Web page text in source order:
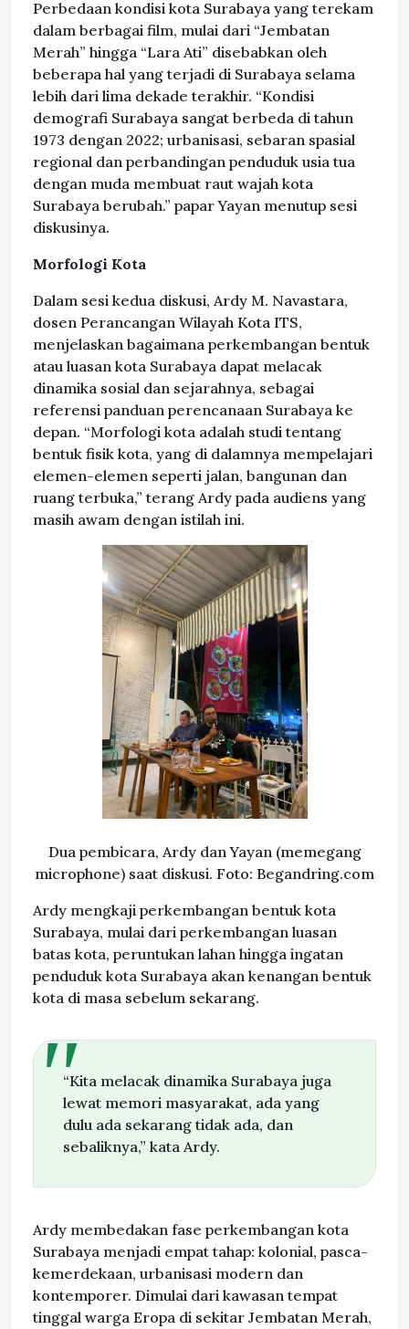
Perbedaan kondisi kota Surabaya yang terekam
dalam berbagai film, mulai dari “Jembatan
Merah” hingga “Lara Ati” disebabkan oleh
beberapa hal yang terjadi di Surabaya selama
lebih dari lima dekade terakhir. “Kondisi
demografi Surabaya sangat berbeda di tahun
1973 dengan 2022; urbanisasi, sebaran spasial
regional dan perbandingan penduduk usia tua
dengan muda membuat raut wajah kota
Surabaya berubah.” papar Yayan menutup sesi
diskusinya.
Morfologi Kota
Dalam sesi kedua diskusi, Ardy M. Navastara,
dosen Perancangan Wilayah Kota ITS,
menjelaskan bagaimana perkembangan bentuk
atau luasan kota Surabaya dapat melacak
dinamika sosial dan sejarahnya, sebagai
referensi panduan perencanaan Surabaya ke
depan. “Morfologi kota adalah studi tentang
bentuk fisik kota, yang di dalamnya mempelajari
elemen-elemen seperti jalan, bangunan dan
ruang terbuka,” terang Ardy pada audiens yang
masih awam dengan istilah ini.
Dua pembicara, Ardy dan Yayan (memegang
microphone) saat diskusi. Foto: Begandring.com
Ardy mengkaji perkembangan bentuk kota
Surabaya, mulai dari perkembangan luasan
batas kota, peruntukan lahan hingga ingatan
penduduk kota Surabaya akan kenangan bentuk
kota di masa sebelum sekarang.
“Kita melacak dinamika Surabaya juga
lewat memori masyarakat, ada yang
dulu ada sekarang tidak ada, dan
sebaliknya,” kata Ardy.
Ardy membedakan fase perkembangan kota
Surabaya menjadi empat tahap: kolonial, pasca-
kemerdekaan, urbanisasi modern dan
kontemporer. Dimulai dari kawasan tempat
tinggal warga Eropa di sekitar Jembatan Merah,